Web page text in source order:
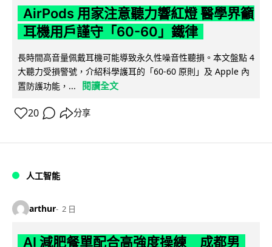
AirPods 用家注意聽力響紅燈 醫學界籲
耳機用戶謹守「60-60」鐵律
長時間高音量佩戴耳機可能導致永久性噪音性聽損。本文盤點 4
大聽力受損警號，介紹科學護耳的「60-60 原則」及 Apple 內
置防護功能，...
閱讀全文
20 分享
人工智能
arthur 2 日
AI 減肥餐單配合高強度操練 成都男